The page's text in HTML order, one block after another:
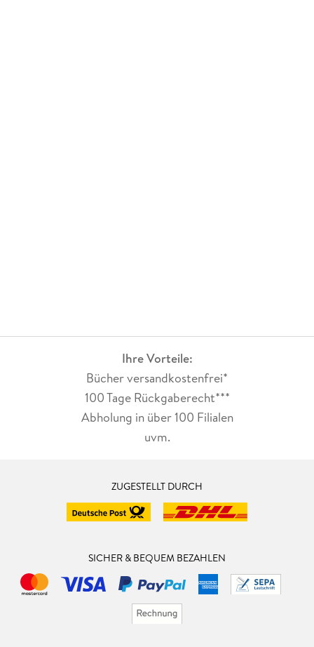
Ihre Vorteile:
Bücher versandkostenfrei*
100 Tage Rückgaberecht***
Abholung in über 100 Filialen
uvm.
ZUGESTELLT DURCH
SICHER & BEQUEM BEZAHLEN